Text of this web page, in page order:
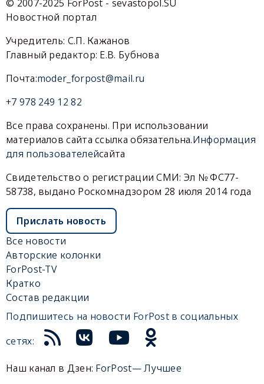
© 2007-2025 ForPost - sevastopol.SU
Новостной портал
Учредитель: С.П. Кажанов
Главный редактор: Е.В. Бубнова
Почта:moder_forpost@mail.ru
+7 978 249 12 82
Все права сохранены. При использовании
материалов сайта ссылка обязательна.Информация
для пользователейсайта
Свидетельство о регистрации СМИ: Эл № ФС77-
58738, выдано Роскомнадзором 28 июля 2014 года
Прислать новость
Все новости
Авторские колонки
ForPost-TV
Кратко
Состав редакции
Подпишитесь на новости ForPost в социальных
сетях:
Наш канал в Дзен: ForPost— Лучшее